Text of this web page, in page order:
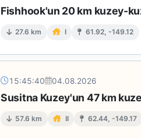
Fishhook'un 20 km kuzey-
27.6 km I 61.92, -149.12
15:45:40 04.08.2026
Susitna Kuzey'un 47 km
57.6 km II 62.44, -149.17